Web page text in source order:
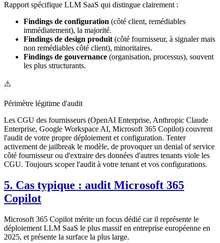
Rapport spécifique LLM SaaS qui distingue clairement :
Findings de configuration (côté client, remédiables
immédiatement), la majorité.
Findings de design produit (côté fournisseur, à signaler mais
non remédiables côté client), minoritaires.
Findings de gouvernance (organisation, processus), souvent
les plus structurants.
⚠️
Périmètre légitime d'audit
Les CGU des fournisseurs (OpenAI Enterprise, Anthropic Claude
Enterprise, Google Workspace AI, Microsoft 365 Copilot) couvrent
l'audit de votre propre déploiement et configuration. Tenter
activement de jailbreak le modèle, de provoquer un denial of service
côté fournisseur ou d'extraire des données d'autres tenants viole les
CGU. Toujours scoper l'audit à votre tenant et vos configurations.
5. Cas typique : audit Microsoft 365
Copilot
Microsoft 365 Copilot mérite un focus dédié car il représente le
déploiement LLM SaaS le plus massif en entreprise européenne en
2025, et présente la surface la plus large.